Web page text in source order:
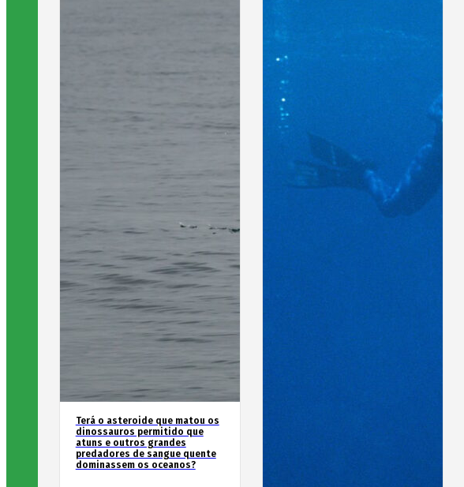
Terá o asteroide que matou os
dinossauros permitido que
atuns e outros grandes
predadores de sangue quente
dominassem os oceanos?